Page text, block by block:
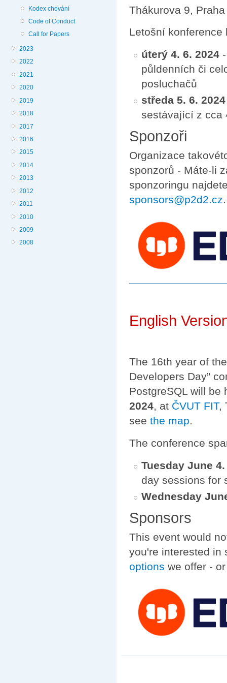
Kodex chování
Code of Conduct
Call for Papers
2023
2022
2021
2020
2019
2018
2017
2016
2015
2014
2013
2012
2011
2010
2009
2008
Thákurova 9,
Letošní
úterý 4. 6. 2024
půldenních či
posluchačů
středa 5. 6. 2024
sestávající z cca
Sponzoři
Organizace
sponzorů - Máte-li
sponzoringu
sponsors@p2d2.cz.
English
The 16th year of
Developers Day”
PostgreSQL will be
2024, at ČVUT FIT,
see the map.
The conference
Tuesday June 4.
day sessions for
Wednesday
Sponsors
This event would
you're interested in
options we offer -